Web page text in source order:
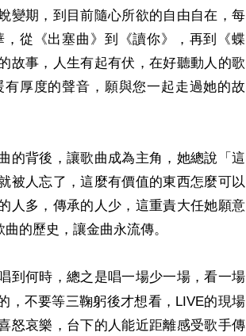
變期，到目前隨心所欲的自由自在，每
從《出塞曲》到《讀你》，再到《蝶
故事，人生有起有伏，在好聽動人的歌
厚度的聲音，願與您一起走過她的故
的背後，讓歌曲成為主角，她總說「這
被人忘了，這麼有價值的東西怎麼可以
人多，傳承的人少，這重責大任她願意
的歷史，讓金曲永流傳。
到何時，總之 是唱一場少一場，看一場
，不要等三鞠躬後才想看， LIVE的現場
怒哀樂，台下的人能近距離感受歌手傳